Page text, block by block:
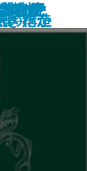
リ・
─
ら」
のか─
の構造
神と
きたか
ント─
は何
た意
なぜ
化す